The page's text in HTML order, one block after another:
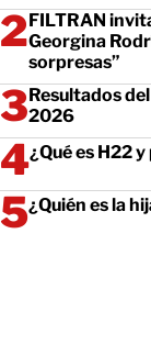
FILTRAN
Georgina
sorpresas”
Resultados
2026
¿Qué es H22
¿Quién es la